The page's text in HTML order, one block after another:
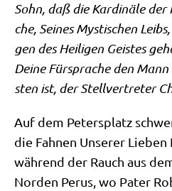
Sohn, daß die Kar­di­nä­le
che, Sei­nes Mysti­schen
gen des Hei­li­gen Gei­stes
Dei­ne Für­spra­che den
sten ist, der Stell­ver­tre­ter
Auf dem Peters­platz
die Fah­nen Unse­rer Lie­ben
wäh­rend der Rauch aus
Nor­den Perus, wo Pater